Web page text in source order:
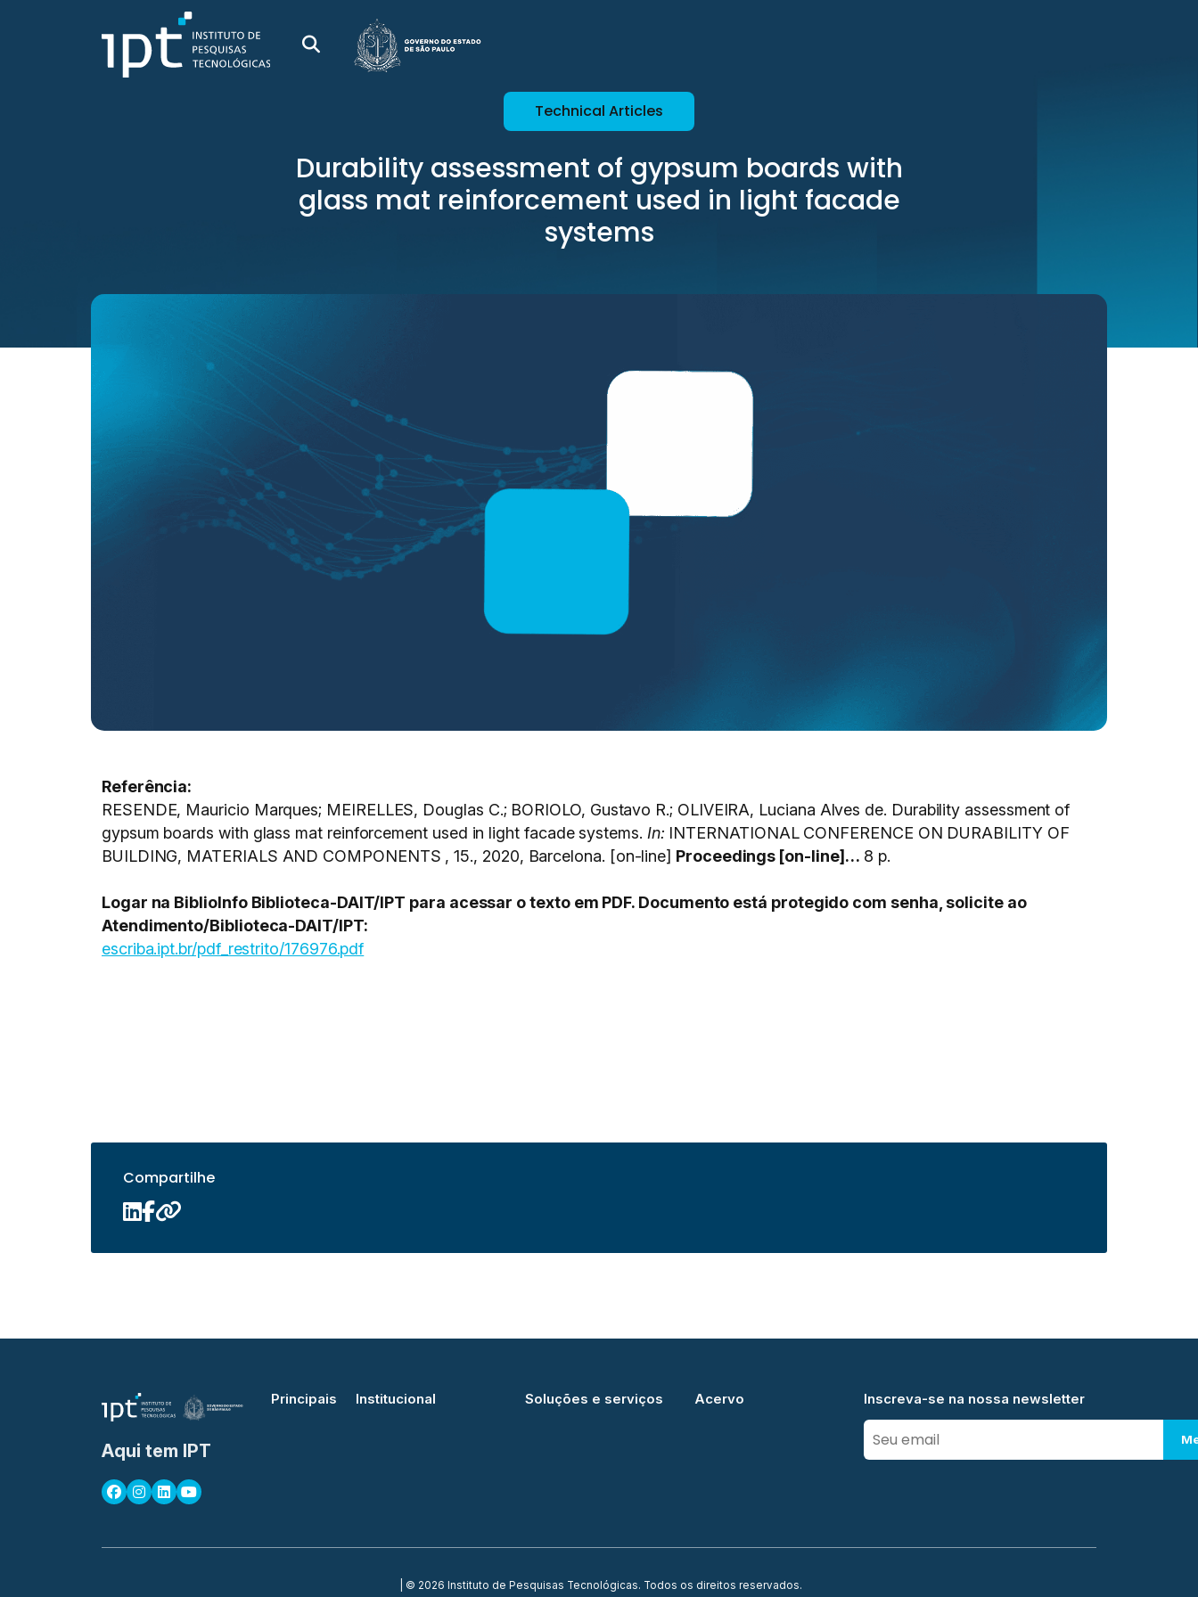
Technical Articles
Durability assessment of gypsum boards with
glass mat reinforcement used in light facade
systems
Referência:
RESENDE, Mauricio Marques; MEIRELLES, Douglas C.; BORIOLO, Gustavo R.; OLIVEIRA, Luciana Alves de. Durability assessment of
gypsum boards with glass mat reinforcement used in light facade systems. In: INTERNATIONAL CONFERENCE ON DURABILITY OF
BUILDING, MATERIALS AND COMPONENTS , 15., 2020, Barcelona. [on-line] Proceedings [on-line]… 8 p.
Logar na BiblioInfo Biblioteca-DAIT/IPT para acessar o texto em PDF. Documento está protegido com senha, solicite ao
Atendimento/Biblioteca-DAIT/IPT:
escriba.ipt.br/pdf_restrito/176976.pdf
Compartilhe
Aqui tem IPT
Principais Institucional Soluções e serviços Acervo Inscreva-se na nossa newsletter
| © 2026 Instituto de Pesquisas Tecnológicas. Todos os direitos reservados.